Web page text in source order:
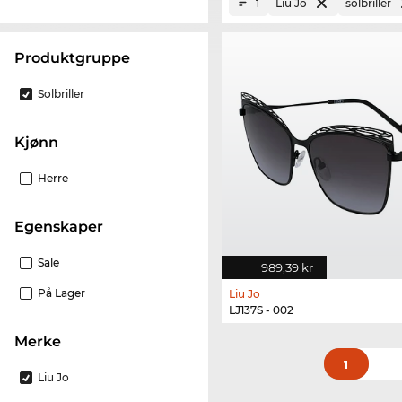
Produktgruppe
Solbriller
Kjønn
Herre
Egenskaper
Sale
På Lager
merke
Liu Jo
1 Liu Jo solbriller
989,39 kr
Liu Jo
LJ137S - 002
1